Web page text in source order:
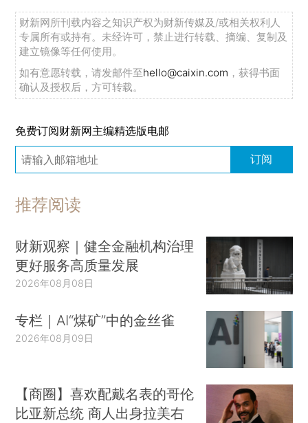
财新网所刊载内容之知识产权为财新传媒及/或相关权利人
专属所有或持有。未经许可，禁止进行转载、摘编、复制及
建立镜像等任何使用。
如有意愿转载，请发邮件至hello@caixin.com ，获得书面
确认及授权后，方可转载。
免费订阅财新网主编精选版电邮
订阅
推荐阅读
财新观察｜健全金融机构治理
更好服务高质量发展
2026年08月08日
专栏｜AI“煤矿”中的金丝雀
2026年08月09日
【商圈】喜欢配戴名表的哥伦
比亚新总统 商人出身拉美右